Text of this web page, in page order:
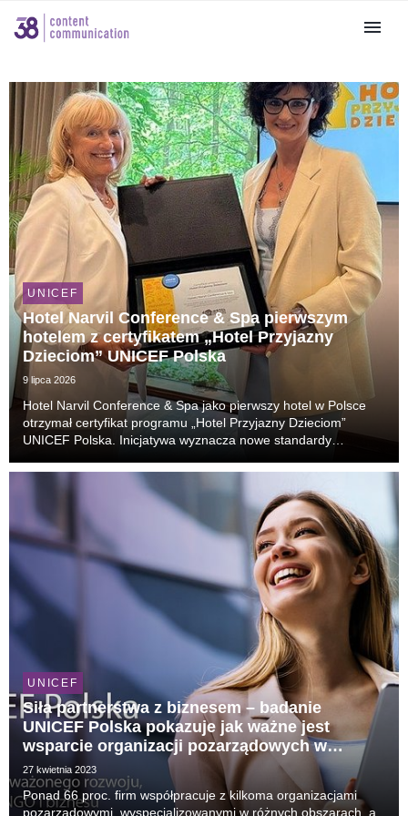
UNICEF
Hotel Narvil Conference & Spa pierwszym
hotelem z certyfikatem „Hotel Przyjazny
Dzieciom” UNICEF Polska
9 lipca 2026
Hotel Narvil Conference & Spa jako pierwszy hotel w Polsce
otrzymał certyfikat programu „Hotel Przyjazny Dzieciom”
UNICEF Polska. Inicjatywa wyznacza nowe standardy
ochronę ich praw oraz wysoką jakość obsługi...
UNICEF
Siła partnerstwa z biznesem – badanie
UNICEF Polska pokazuje jak ważne jest
wsparcie organizacji pozarządowych w
raportowaniu ESG przez firmy
27 kwietnia 2023
Ponad 66 proc. firm współpracuje z kilkoma organizacjami
pozarządowymi, wyspecjalizowanymi w różnych obszarach, a